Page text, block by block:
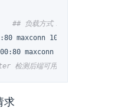
## 负载方式：轮询
maxconn 1024 check
检测后端可用性频率:2s
求